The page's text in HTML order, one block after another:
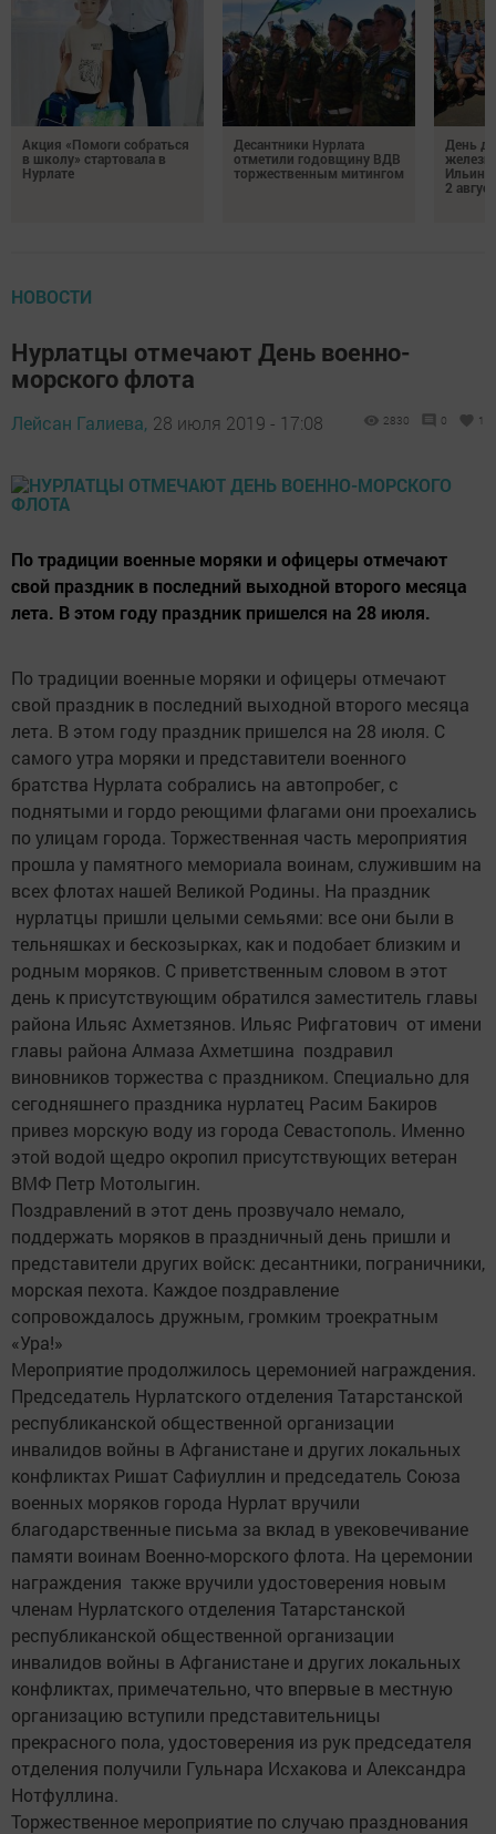
Акция «Помоги собраться
в школу» стартовала в
Нурлате
Десантники Нурлата
отметили годовщину ВДВ
торжественным митингом
День
Ильин
2
НОВОСТИ
Нурлатцы отмечают День военно-
морского флота
Лейсан Галиева, 28 июля 2019 - 17:08 2830 0 1
По традиции военные моряки и офицеры отмечают
свой праздник в последний выходной второго месяца
лета. В этом году праздник пришелся на 28 июля.
По традиции военные моряки и офицеры отмечают
свой праздник в последний выходной второго месяца
лета. В этом году праздник пришелся на 28 июля. С
самого утра моряки и представители военного
братства Нурлата собрались на автопробег, с
поднятыми и гордо реющими флагами они проехались
по улицам города. Торжественная часть мероприятия
прошла у памятного мемориала воинам, служившим на
всех флотах нашей Великой Родины. На праздник
нурлатцы пришли целыми семьями: все они были в
тельняшках и бескозырках, как и подобает близким и
родным моряков. С приветственным словом в этот
день к присутствующим обратился заместитель главы
района Ильяс Ахметзянов. Ильяс Рифгатович от имени
главы района Алмаза Ахметшина поздравил
виновников торжества с праздником. Специально для
сегодняшнего праздника нурлатец Расим Бакиров
привез морскую воду из города Севастополь. Именно
этой водой щедро окропил присутствующих ветеран
ВМФ Петр Мотолыгин.
Поздравлений в этот день прозвучало немало,
поддержать моряков в праздничный день пришли и
представители других войск: десантники, пограничники,
морская пехота. Каждое поздравление
сопровождалось дружным, громким троекратным
«Ура!»
Мероприятие продолжилось церемонией награждения.
Председатель Нурлатского отделения Татарстанской
республиканской общественной организации
инвалидов войны в Афганистане и других локальных
конфликтах Ришат Сафиуллин и председатель Союза
военных моряков города Нурлат вручили
благодарственные письма за вклад в увековечивание
памяти воинам Военно-морского флота. На церемонии
награждения также вручили удостоверения новым
членам Нурлатского отделения Татарстанской
республиканской общественной организации
инвалидов войны в Афганистане и других локальных
конфликтах, примечательно, что впервые в местную
организацию вступили представительницы
прекрасного пола, удостоверения из рук председателя
отделения получили Гульнара Исхакова и Александра
Нотфуллина.
Торжественное мероприятие по случаю празднования